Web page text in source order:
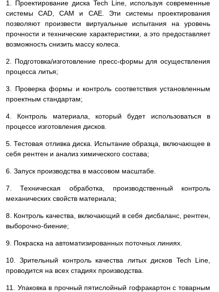
1. Проектирование диска Tech Line, используя современные
системы СAD, CAM и CAE. Эти системы проектирования
позволяют произвести виртуальные испытания на уровень
прочности и технические характеристики, а это предоставляет
возможность снизить массу колеса.
2. Подготовка/изготовление пресс-формы для осуществления
процесса литья;
3. Проверка формы и контроль соответствия установленным
проектным стандартам;
4. Контроль материала, который будет использоваться в
процессе изготовления дисков.
5. Тестовая отливка диска. Испытание образца, включающее в
себя рентген и анализ химического состава;
6. Запуск производства в массовом масштабе.
7. Техническая обработка, производственный контроль
механических свойств материала;
8. Контроль качества, включающий в себя дисбаланс, рентген,
выборочно-биение;
9. Покраска на автоматизированных поточных линиях.
10. Зрительный контроль качества литых дисков Tech Line,
проводится на всех стадиях производства.
11. Упаковка в прочный пятислойный гофракартон с товарным